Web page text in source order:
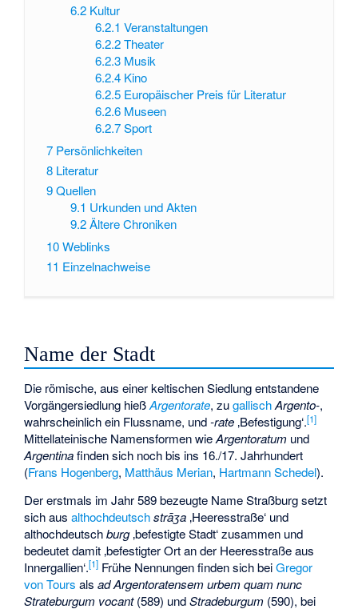
6.2 Kultur
6.2.1 Veranstaltungen
6.2.2 Theater
6.2.3 Musik
6.2.4 Kino
6.2.5 Europäischer Preis für Literatur
6.2.6 Museen
6.2.7 Sport
7 Persönlichkeiten
8 Literatur
9Quellen
9.1 Urkunden und Akten
9.2 Ältere Chroniken
10Weblinks
11 Einzelnachweise
Name der Stadt
Die römische, aus einer keltischen Siedlung entstandene
Vorgängersiedlung hießArgentorate, zugallisch Argento-,
wahrscheinlich ein Flussname, und-rate ‚Befestigung‘.[1]
Mittellateinische Namensformen wieArgentoratum und
Argentinafinden sich noch bis ins 16./17. Jahrhundert
(Frans Hogenberg, Matthäus Merian, Hartmann Schedel).
Der erstmals im Jahr 589 bezeugte Name Straßburg setzt
sich ausalthochdeutsch strāʒa ‚Heeresstraße‘ und
althochdeutschburg‚befestigte Stadt‘ zusammen und
bedeutet damit ‚befestigter Ort an der Heeresstraße aus
Innergallien‘.[1] Frühe Nennungen finden sich beiGregor
von Tours alsad Argentoratensem urbem quam nunc
Strateburgum vocant(589) undStradeburgum (590), bei